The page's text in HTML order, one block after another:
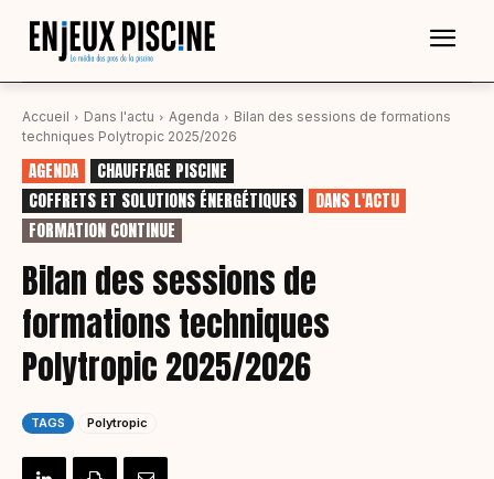
Accueil Dans l'actu Agenda
Bilan des sessions de formations
techniques Polytropic 2025/2026
AGENDA
CHAUFFAGE PISCINE
COFFRETS ET SOLUTIONS ÉNERGÉTIQUES
DANS L'ACTU
FORMATION CONTINUE
Bilan des sessions de
formations techniques
Polytropic 2025/2026
TAGS Polytropic